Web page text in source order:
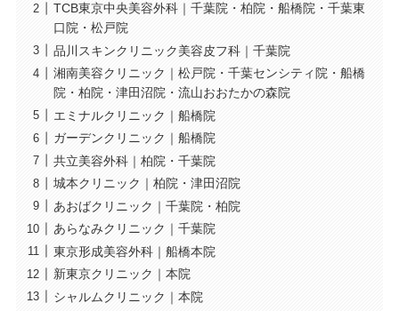
TCB東京中央美容外科｜千葉院・柏院・船橋院・千葉東
口院・松戸院
品川スキンクリニック美容皮フ科｜千葉院
湘南美容クリニック｜松戸院・千葉センシティ院・船橋
院・柏院・津田沼院・流山おおたかの森院
エミナルクリニック｜船橋院
ガーデンクリニック｜船橋院
共立美容外科｜柏院・千葉院
城本クリニック｜柏院・津田沼院
あおばクリニック｜千葉院・柏院
あらなみクリニック｜千葉院
東京形成美容外科｜船橋本院
新東京クリニック｜本院
シャルムクリニック｜本院